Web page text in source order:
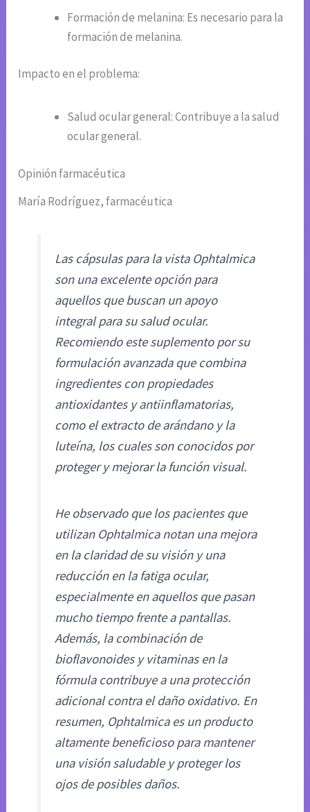
Formación de melanina: Es necesario para la
formación de melanina.
Impacto en el problema:
Salud ocular general: Contribuye a la salud
ocular general.
Opinión farmacéutica
María Rodríguez, farmacéutica
Las cápsulas para la vista Ophtalmica
son una excelente opción para
aquellos que buscan un apoyo
integral para su salud ocular.
Recomiendo este suplemento por su
formulación avanzada que combina
ingredientes con propiedades
antioxidantes y antiinflamatorias,
como el extracto de arándano y la
luteína, los cuales son conocidos por
proteger y mejorar la función visual.
He observado que los pacientes que
utilizan Ophtalmica notan una mejora
en la claridad de su visión y una
reducción en la fatiga ocular,
especialmente en aquellos que pasan
mucho tiempo frente a pantallas.
Además, la combinación de
bioflavonoides y vitaminas en la
fórmula contribuye a una protección
adicional contra el daño oxidativo. En
resumen, Ophtalmica es un producto
altamente beneficioso para mantener
una visión saludable y proteger los
ojos de posibles daños.